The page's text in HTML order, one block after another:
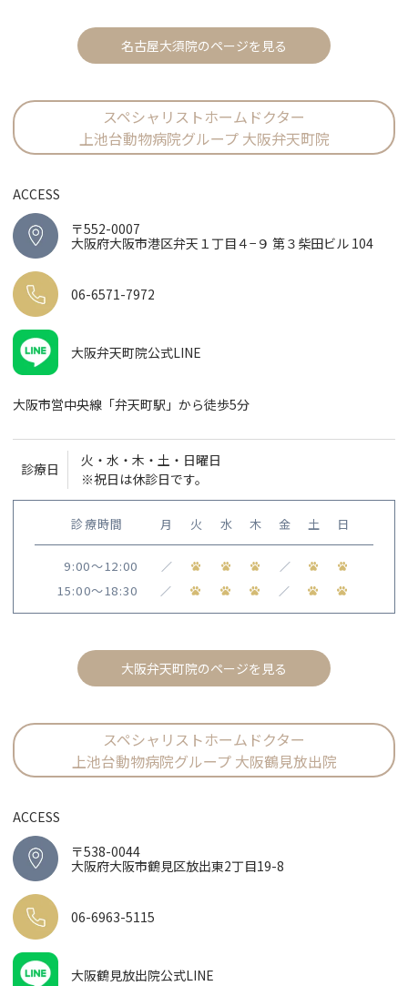
名古屋大須院のページを見る
スペシャリストホームドクター
上池台動物病院グループ 大阪弁天町院
ACCESS
〒552-0007
大阪府大阪市港区弁天１丁目４−９ 第３柴田ビル 104
06-6571-7972
大阪弁天町院公式LINE
大阪市営中央線「弁天町駅」から徒歩5分
診療日
火・水・木・土・日曜日
※祝日は休診日です。
診療時間 月 火 水 木 金 土 日
9:00〜12:00 ／ ／
15:00〜18:30 ／ ／
大阪弁天町院のページを見る
スペシャリストホームドクター
上池台動物病院グループ 大阪鶴見放出院
ACCESS
〒538-0044
大阪府大阪市鶴見区放出東2丁目19-8
06-6963-5115
大阪鶴見放出院公式LINE